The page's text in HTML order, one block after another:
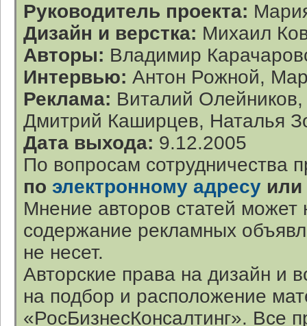
Руководитель проекта:
Дизайн и верстка: Михаил
Авторы: Владимир
Интервью: Антон Рожной,
Реклама: Виталий
Дмитрий Каширцев, Наталья
Дата выхода: 9.12.2005
По вопросам сотрудничества
по электронному адресу
Мнение авторов статей может
содержание рекламных
не несет.
Авторские права на дизайн и
на подбор и расположение
«РосБизнесКонсалтинг». Все